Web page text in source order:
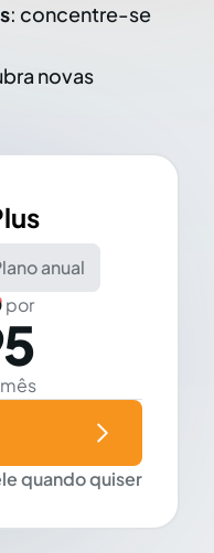
: concentre-se
novas
anual
por
quando quiser